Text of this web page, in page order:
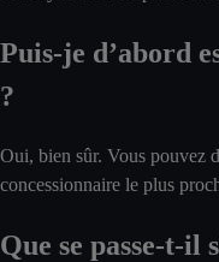
Puis-je d’abord
?
Oui, bien sûr. Vous pouvez
concessionnaire le plus
Que se passe-t-il